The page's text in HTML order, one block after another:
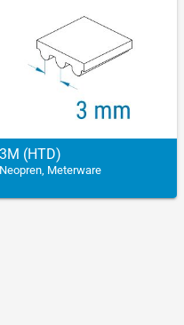
3M (HTD)
Neopren, Meterware